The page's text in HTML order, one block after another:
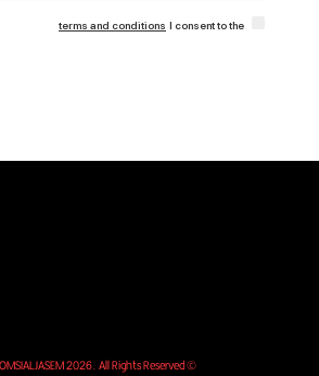
I consent to the
terms and conditions
© MAHER HOMSIALJASEM 2026. All Rights Reserved